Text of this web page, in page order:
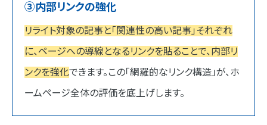
③内部リンクの強化
リライト対象の記事と「関連性の高い記事」それぞれ
に、ページへの導線となるリンクを貼ることで、内部リ
ンクを強化できます。この「網羅的なリンク構造」が、ホ
ームページ全体の評価を底上げします。